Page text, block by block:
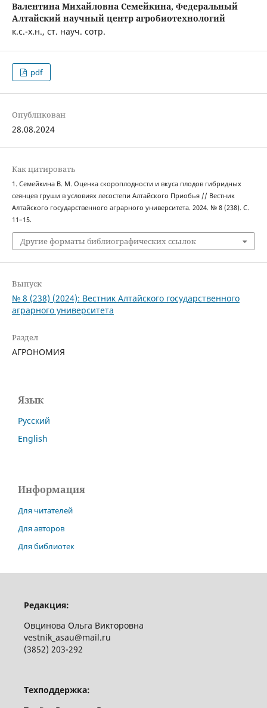
Валентина Михайловна Семейкина, Федеральный
Алтайский научный центр агробиотехнологий
к.с.-х.н., ст. науч. сотр.
pdf
Опубликован
28.08.2024
Как цитировать
1. Семейкина В. М. Оценка скороплодности и вкуса плодов гибридных
сеянцев груши в условиях лесостепи Алтайского Приобья // Вестник
Алтайского государственного аграрного университета. 2024. № 8 (238). С.
11–15.
Другие форматы библиографических ссылок
Выпуск
№ 8 (238) (2024): Вестник Алтайского государственного
аграрного университета
Раздел
АГРОНОМИЯ
Язык
Русский
English
Информация
Для читателей
Для авторов
Для библиотек
Редакция:
Овцинова Ольга Викторовна
vestnik_asau@mail.ru
(3852) 203-292
Техподдержка: